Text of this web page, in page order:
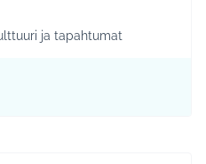
Etelä-Tuusulan kylät
tulokset teeman mukaan:
ja tapahtumat